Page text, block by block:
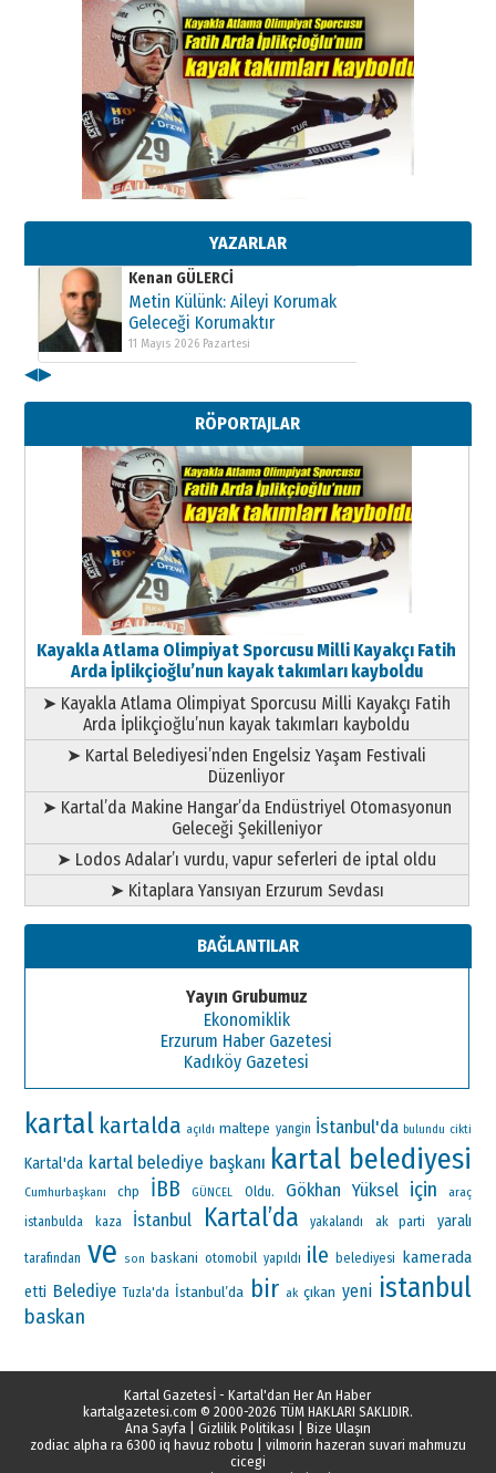
YAZARLAR
Kenan GÜLERCİ
Metin Külünk: Aileyi Korumak
11 Mayıs 2026 Pazartesi
Kenan GÜLERCİ
Metin Külünk: Aileyi Korumak
Geleceği Korumaktır
11 Mayıs 2026 Pazartesi
Metin Külünk: Aileyi Korumak
Geleceği Korumaktır
11 Mayıs 2026 Pazartesi
◀▶
RÖPORTAJLAR
Kayakla Atlama Olimpiyat Sporcusu Milli Kayakçı Fatih
Arda İplikçioğlu’nun kayak takımları kayboldu
➤ Kayakla Atlama Olimpiyat Sporcusu Milli Kayakçı Fatih
Arda İplikçioğlu’nun kayak takımları kayboldu
➤ Kartal Belediyesi’nden Engelsiz Yaşam Festivali
Düzenliyor
➤ Kartal’da Makine Hangar’da Endüstriyel Otomasyonun
Geleceği Şekilleniyor
➤ Lodos Adalar’ı vurdu, vapur seferleri de iptal oldu
➤ Kitaplara Yansıyan Erzurum Sevdası
BAĞLANTILAR
Yayın Grubumuz
Ekonomiklik
Erzurum Haber Gazetesi
Kadıköy Gazetesi
kartal kartalda açıldı maltepe yangin İstanbul'da bulundu cikti
Kartal'da kartal belediye başkanı kartal belediyesi
Cumhurbaşkanı chp İBB GÜNCEL Oldu. Gökhan Yüksel için
araç
istanbulda
kaza İstanbul Kartal’da yakalandı ak parti yaralı
tarafından ve son baskani otomobil yapıldı ile belediyesi kamerada
etti Belediye Tuzla'da İstanbul’da bir ak çıkan yeni istanbul
baskan
Kartal Gazetesİ - Kartal'dan Her An Haber
kartalgazetesi.com © 2000-2026 TÜM HAKLARI SAKLIDIR.
Ana Sayfa
Gizlilik Politikası
Bize Ulaşın
zodiac alpha ra 6300 iq havuz robotu
vilmorin hazeran suvari mahmuzu
cicegi